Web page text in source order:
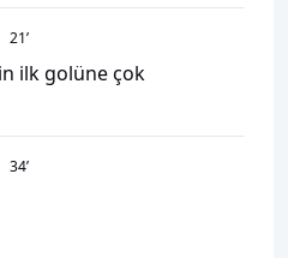
21’
ilk golüne çok
34’